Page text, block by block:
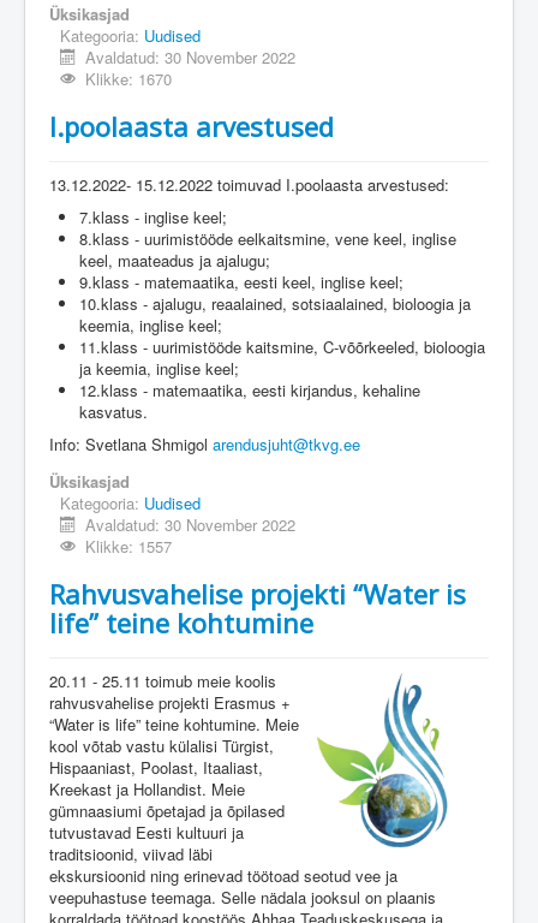
Üksikasjad
Kategooria: Uudised
Avaldatud: 30 November 2022
Klikke: 1670
I.poolaasta arvestused
13.12.2022- 15.12.2022 toimuvad I.poolaasta arvestused:
7.klass - inglise keel;
8.klass - uurimistööde eelkaitsmine, vene keel, inglise
keel, maateadus ja ajalugu;
9.klass - matemaatika, eesti keel, inglise keel;
10.klass - ajalugu, reaalained, sotsiaalained, bioloogia ja
keemia, inglise keel;
11.klass - uurimistööde kaitsmine, C-võõrkeeled, bioloogia
ja keemia, inglise keel;
12.klass - matemaatika, eesti kirjandus, kehaline
kasvatus.
Info: Svetlana Shmigol arendusjuht@tkvg.ee
Üksikasjad
Kategooria: Uudised
Avaldatud: 30 November 2022
Klikke: 1557
Rahvusvahelise projekti “Water is
life” teine ​​kohtumine
20.11 - 25.11 toimub meie koolis
rahvusvahelise projekti Erasmus +
“Water is life” teine ​​kohtumine. Meie
kool võtab vastu külalisi Türgist,
Hispaaniast, Poolast, Itaaliast,
Kreekast ja Hollandist. Meie
gümnaasiumi õpetajad ja õpilased
tutvustavad Eesti kultuuri ja
traditsioonid, viivad läbi
ekskursioonid ning erinevad töötoad seotud vee ja
veepuhastuse teemaga. Selle nädala jooksul on plaanis